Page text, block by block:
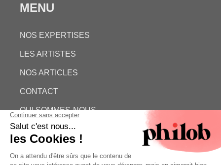
MENU
NOS EXPERTISES
LES ARTISTES
NOS ARTICLES
CONTACT
QUI SOMMES-NOUS
ESTIMATION GRATUITE